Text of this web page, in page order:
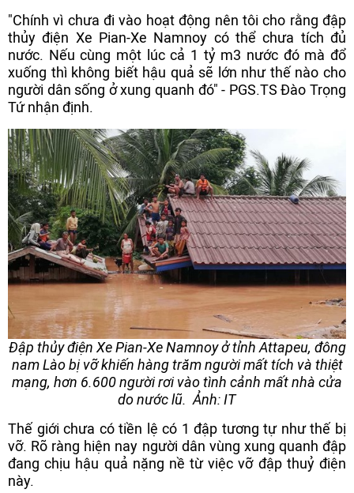
"Chính vì chưa đi vào hoạt động nên tôi cho rằng đập
thủy điện Xe Pian-Xe Namnoy có thể chưa tích đủ
nước. Nếu cùng một lúc cả 1 tỷ m3 nước đó mà đổ
xuống thì không biết hậu quả sẽ lớn như thế nào cho
người dân sống ở xung quanh đó" - PGS.TS Đào Trọng
Tứ nhận định.
Đập thủy điện Xe Pian-Xe Namnoy ở tỉnh Attapeu, đông
nam Lào bị vỡ khiến hàng trăm người mất tích và thiệt
mạng, hơn 6.600 người rơi vào tình cảnh mất nhà cửa
do nước lũ. Ảnh: IT
Thế giới chưa có tiền lệ có 1 đập tương tự như thế bị
vỡ. Rõ ràng hiện nay người dân vùng xung quanh đập
đang chịu hậu quả nặng nề từ việc vỡ đập thuỷ điện
này.